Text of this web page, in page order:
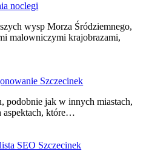
noclegi
wysp Morza Śródziemnego,
malowniczymi krajobrazami,
Szczecinek
podobnie jak w innych miastach,
aspektach, które…
SEO Szczecinek